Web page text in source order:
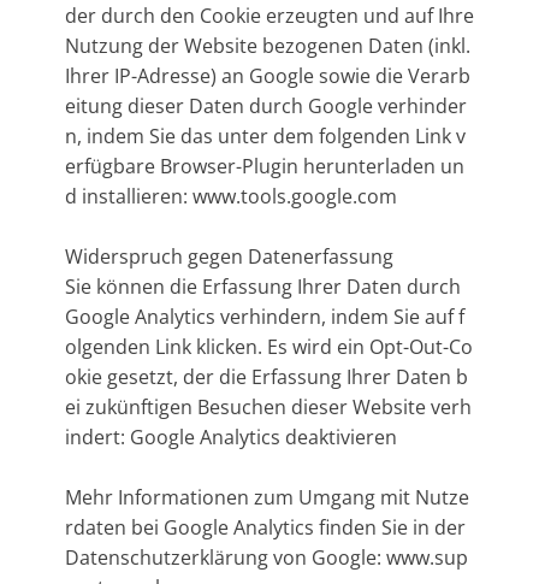
der durch den Cookie erzeugten und auf Ihre
Nutzung der Website bezogenen Daten (inkl.
Ihrer IP-Adresse) an Google sowie die Verarb
eitung dieser Daten durch Google verhinder
n, indem Sie das unter dem folgenden Link v
erfügbare Browser-Plugin herunterladen un
d installieren: www.tools.google.com
Widerspruch gegen Datenerfassung
Sie können die Erfassung Ihrer Daten durch
Google Analytics verhindern, indem Sie auf f
olgenden Link klicken. Es wird ein Opt-Out-Co
okie gesetzt, der die Erfassung Ihrer Daten b
ei zukünftigen Besuchen dieser Website verh
indert: Google Analytics deaktivieren
Mehr Informationen zum Umgang mit Nutze
rdaten bei Google Analytics finden Sie in der
Datenschutzerklärung von Google: www.sup